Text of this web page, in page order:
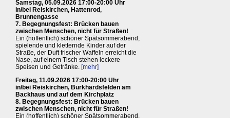
Samstag, 05.09.2026 17:00-20:00 Uhr
in/bei Reiskirchen, Hattenrod,
Brunnengasse
7. Begegnungsfest: Brücken bauen
zwischen Menschen, nicht für Straßen!
Ein (hoffentlich) schöner Spätsommerabend,
spielende und kletternde Kinder auf der
Straße, der Duft frischer Waffeln erreicht die
Nase, auf einem Tisch stehen leckere
Speisen und Getränke. [mehr]
Freitag, 11.09.2026 17:00-20:00 Uhr
in/bei Reiskirchen, Burkhardsfelden am
Backhaus und auf dem Kirchplatz
8. Begegnungsfest: Brücken bauen
zwischen Menschen, nicht für Straßen!
Ein (hoffentlich) schöner Spätsommerabend,